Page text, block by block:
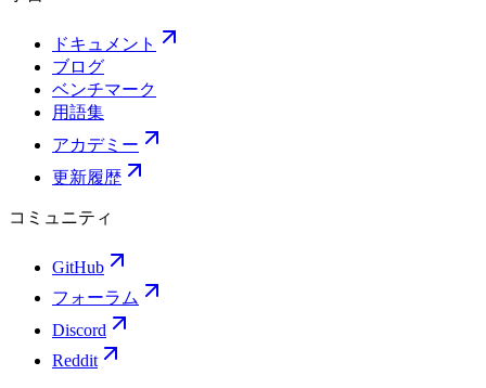
ドキュメント
ブログ
ベンチマーク
用語集
アカデミー
更新履歴
コミュニティ
GitHub
フォーラム
Discord
Reddit